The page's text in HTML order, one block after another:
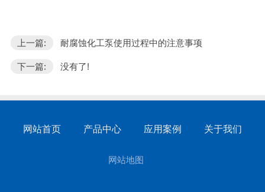
上一篇: 耐腐蚀化工泵使用过程中的注意事项
下一篇: 没有了!
网站首页 产品中心 应用案例 关于我们
网站地图